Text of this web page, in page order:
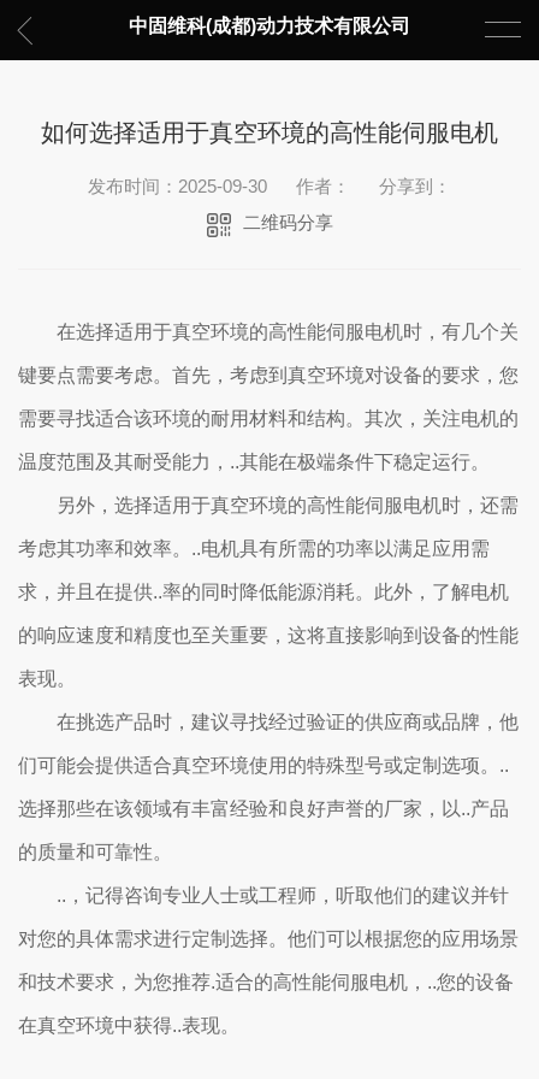
中固维科(成都)动力技术有限公司
如何选择适用于真空环境的高性能伺服电机
发布时间：2025-09-30 作者：
分享到：
二维码分享
在选择适用于真空环境的高性能伺服电机时，有几个关
键要点需要考虑。首先，考虑到真空环境对设备的要求，您
需要寻找适合该环境的耐用材料和结构。其次，关注电机的
温度范围及其耐受能力，..其能在极端条件下稳定运行。
另外，选择适用于真空环境的高性能伺服电机时，还需
考虑其功率和效率。..电机具有所需的功率以满足应用需
求，并且在提供..率的同时降低能源消耗。此外，了解电机
的响应速度和精度也至关重要，这将直接影响到设备的性能
表现。
在挑选产品时，建议寻找经过验证的供应商或品牌，他
们可能会提供适合真空环境使用的特殊型号或定制选项。..
选择那些在该领域有丰富经验和良好声誉的厂家，以..产品
的质量和可靠性。
..，记得咨询专业人士或工程师，听取他们的建议并针
对您的具体需求进行定制选择。他们可以根据您的应用场景
和技术要求，为您推荐.适合的高性能伺服电机，..您的设备
在真空环境中获得..表现。